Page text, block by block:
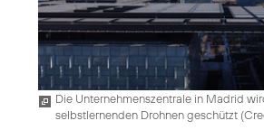
Die Unternehmenszentrale in Madrid
selbstlernenden Drohnen geschützt (